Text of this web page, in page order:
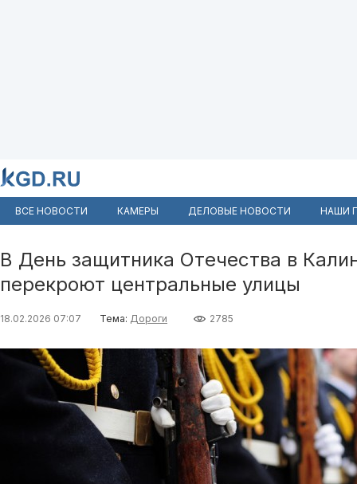
ВСЕ НОВОСТИ КАМЕРЫ ДЕЛОВЫЕ НОВОСТИ НАШИ
В День защитника Отечества в
перекроют центральные улицы
18.02.2026 07:07 Тема: Дороги 2785